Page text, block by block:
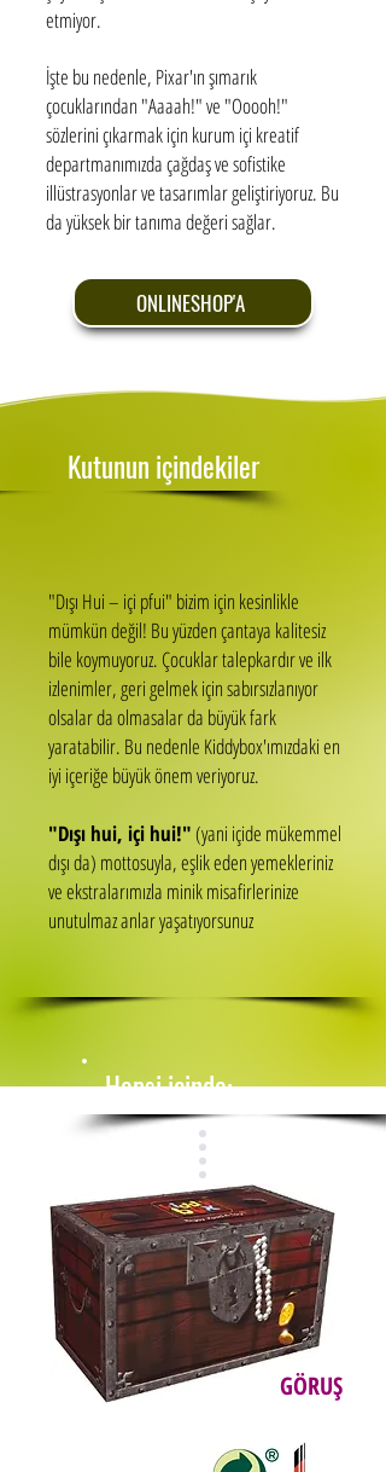
etmiyor.
İşte bu nedenle, Pixar'ın şımarık
çocuklarından "Aaaah!" ve "Ooooh!"
sözlerini çıkarmak için kurum içi kreatif
departmanımızda çağdaş ve sofistike
illüstrasyonlar ve tasarımlar geliştiriyoruz. Bu
da yüksek bir tanıma değeri sağlar.
ONLINESHOP'A
Kutunun içindekiler
"Dışı Hui – içi pfui" bizim için kesinlikle
mümkün değil! Bu yüzden çantaya kalitesiz
bile koymuyoruz. Çocuklar talepkardır ve ilk
izlenimler, geri gelmek için sabırsızlanıyor
olsalar da olmasalar da büyük fark
yaratabilir. Bu nedenle Kiddybox'ımızdaki en
iyi içeriğe büyük önem veriyoruz.
"Dışı hui, içi hui!"(yani içide mükemmel
dışı da) mottosuyla, eşlik eden yemekleriniz
ve ekstralarımızla minik misafirlerinize
unutulmaz anlar yaşatıyorsunuz
Hepsi içinde:
GÖRUŞ